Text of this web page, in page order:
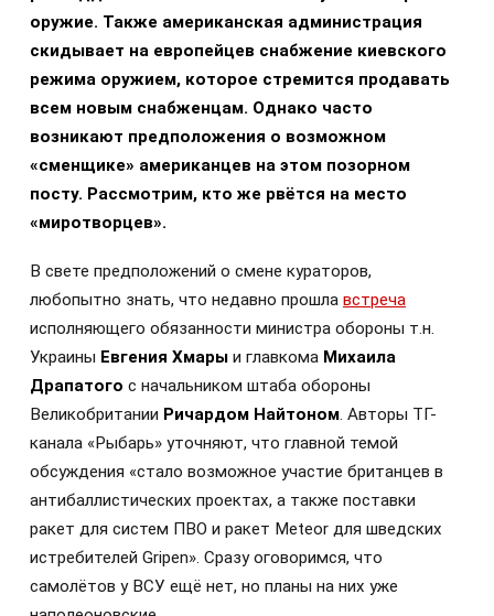
оружие. Также американская администрация
скидывает на европейцев снабжение киевского
режима оружием, которое стремится продавать
всем новым снабженцам. Однако часто
возникают предположения о возможном
«сменщике» американцев на этом позорном
посту. Рассмотрим, кто же рвётся на место
«миротворцев».
В свете предположений о смене кураторов,
любопытно знать, что недавно прошла встреча
исполняющего обязанности министра обороны т.н.
Украины Евгения Хмары и главкома Михаила
Драпатого с начальником штаба обороны
Великобритании Ричардом Найтоном. Авторы ТГ-
канала «Рыбарь» уточняют, что главной темой
обсуждения «стало возможное участие британцев в
антибаллистических проектах, а также поставки
ракет для систем ПВО и ракет Meteor для шведских
истребителей Gripen». Сразу оговоримся, что
самолётов у ВСУ ещё нет, но планы на них уже